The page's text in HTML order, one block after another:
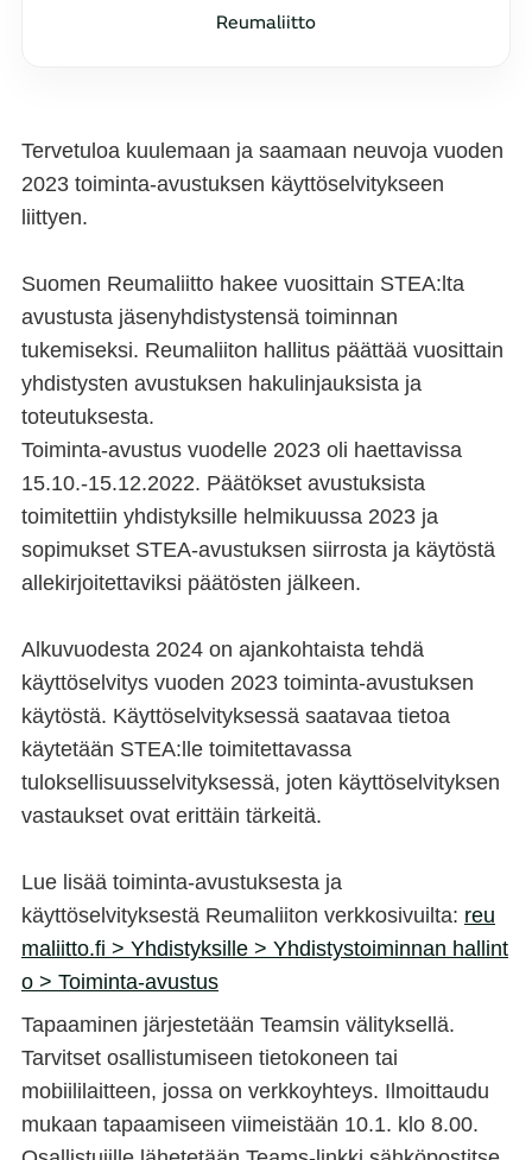
Reumaliitto
Tervetuloa kuulemaan ja saamaan neuvoja vuoden
2023 toiminta-avustuksen käyttöselvitykseen
liittyen.
Suomen Reumaliitto hakee vuosittain STEA:lta
avustusta jäsenyhdistystensä toiminnan
tukemiseksi. Reumaliiton hallitus päättää vuosittain
yhdistysten avustuksen hakulinjauksista ja
toteutuksesta.
Toiminta-avustus vuodelle 2023 oli haettavissa
15.10.-15.12.2022. Päätökset avustuksista
toimitettiin yhdistyksille helmikuussa 2023 ja
sopimukset STEA-avustuksen siirrosta ja käytöstä
allekirjoitettaviksi päätösten jälkeen.
Alkuvuodesta 2024 on ajankohtaista tehdä
käyttöselvitys vuoden 2023 toiminta-avustuksen
käytöstä. Käyttöselvityksessä saatavaa tietoa
käytetään STEA:lle toimitettavassa
tuloksellisuusselvityksessä, joten käyttöselvityksen
vastaukset ovat erittäin tärkeitä.
Lue lisää toiminta-avustuksesta ja
käyttöselvityksestä Reumaliiton verkkosivuilta: reu
maliitto.fi > Yhdistyksille > Yhdistystoiminnan hallint
o > Toiminta-avustus
Tapaaminen järjestetään Teamsin välityksellä.
Tarvitset osallistumiseen tietokoneen tai
mobiililaitteen, jossa on verkkoyhteys. Ilmoittaudu
mukaan tapaamiseen viimeistään 10.1. klo 8.00.